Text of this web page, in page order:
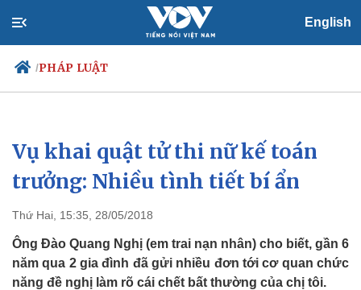
English
/PHÁP LUẬT
Chính trị
Đảng
Tổ chức nhân sự
Nhận diện sự thật
Xã hội
Tin 24h
Dự báo thời tiết
Việc làm
Biển đảo
Vụ khai quật tử thi nữ kế toán
trưởng: Nhiều tình tiết bí ẩn
Thứ Hai, 15:35, 28/05/2018
Ông Đào Quang Nghị (em trai nạn nhân) cho biết, gần 6
năm qua 2 gia đình đã gửi nhiều đơn tới cơ quan chức
năng đề nghị làm rõ cái chết bất thường của chị tôi.